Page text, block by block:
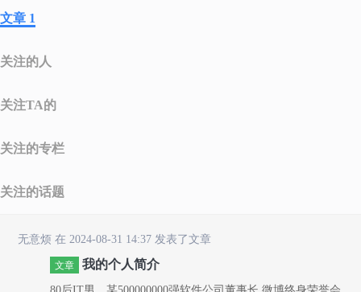
文章 1
关注的人
关注TA的
关注的专栏
关注的话题
无意烦 在 2024-08-31 14:37 发表了文章
文章 我的个人简介